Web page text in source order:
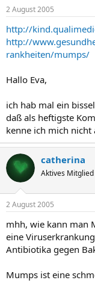
2 August 2005
http://
http://
rankheiten/mumps/
Hallo Eva,
ich hab mal ein
daß als heftigste
kenne ich mich
catherina
Aktives Mitglied
2 August 2005
mhh, wie kann man
eine
Antibiotika gegen
Mumps ist eine